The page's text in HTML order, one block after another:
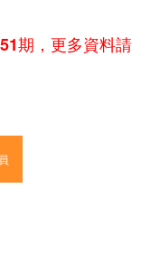
期，更多資料請